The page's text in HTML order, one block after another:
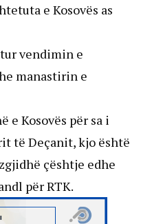
e Kosovës as
vendimin e
manastirin e
e Kosovës për sa i
të Deçanit, kjo është
çështje edhe
për RTK.